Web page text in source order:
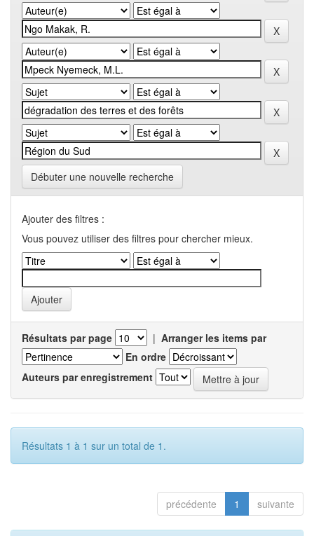
Débuter une nouvelle recherche
Ajouter des filtres :
Vous pouvez utiliser des filtres pour chercher mieux.
Résultats par page | Arranger les items par
En ordre
Auteurs par enregistrement
Résultats 1 à 1 sur un total de 1.
précédente 1 suivante